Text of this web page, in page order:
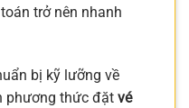
trở nên nhanh
bị kỹ lưỡng về
phương thức đặt vé